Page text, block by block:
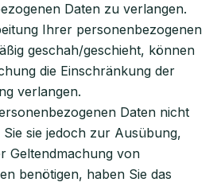
Daten zu verlangen.
Ihrer personenbezogenen
geschah/geschieht, können
die Einschränkung der
verlangen.
Daten nicht
sie jedoch zur Ausübung,
Geltendmachung von
benötigen, haben Sie das